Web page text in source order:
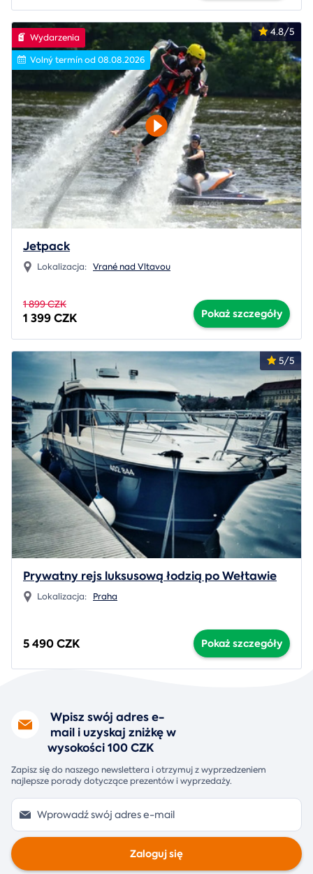
4.8/5
Wydarzenia
Volný termín od 08.08.2026
Jetpack
Lokalizacja: Vrané nad Vltavou
1 899 CZK
1 399 CZK Pokaż szczegóły
5/5
Prywatny rejs luksusową łodzią po Wełtawie
Lokalizacja: Praha
5 490 CZK Pokaż szczegóły
Wpisz swój adres e-
mail i uzyskaj zniżkę w
wysokości 100 CZK
Zapisz się do naszego newslettera i otrzymuj z wyprzedzeniem
najlepsze porady dotyczące prezentów i wyprzedaży.
Zaloguj się